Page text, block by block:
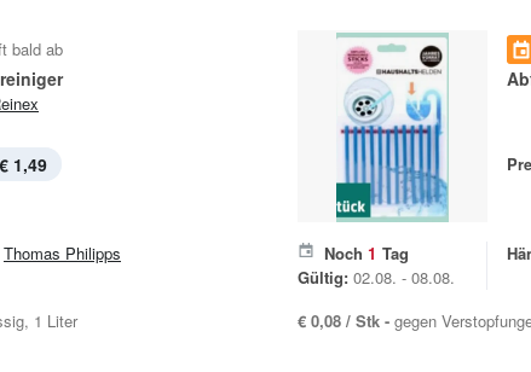
bald ab
€ 1,49
Thomas Philipps
1 Liter
Noch 1 Tag
Gültig: 02.08. - 08.08.
€ 0,08 / Stk - gegen